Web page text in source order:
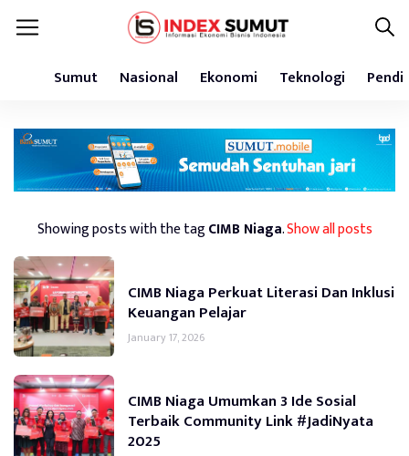
Sumut Nasional Ekonomi Teknologi
Showing posts with the tagCIMB Niaga.Show all posts
CIMB Niaga Perkuat Literasi Dan Inklusi
Keuangan Pelajar
January 17, 2026
CIMB Niaga Umumkan 3 Ide Sosial
Terbaik Community Link #JadiNyata
2025